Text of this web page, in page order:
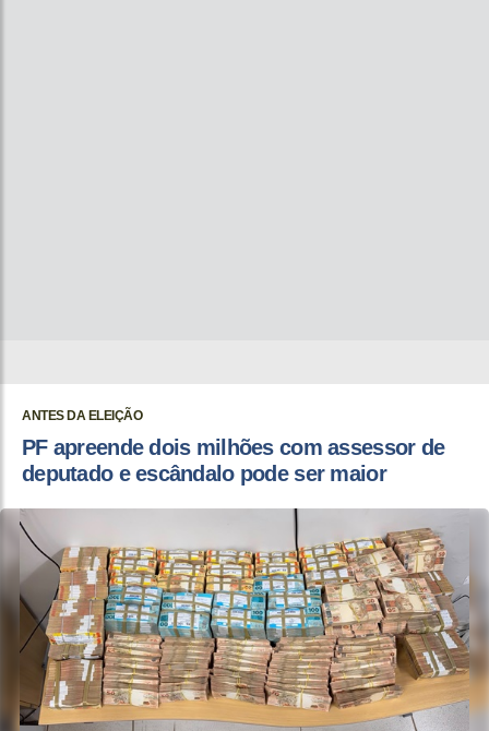
ANTES DA ELEIÇÃO
PF apreende dois milhões com assessor de
deputado e escândalo pode ser maior